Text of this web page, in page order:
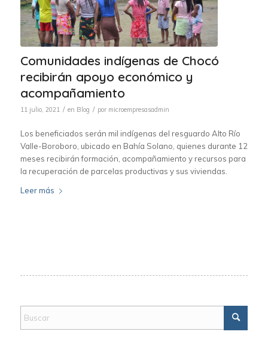
Comunidades indígenas de Chocó
recibirán apoyo económico y
acompañamiento
11 julio, 2021 / en Blog / por microempresasadmin
Los beneficiados serán mil indígenas del resguardo Alto Río
Valle-Boroboro, ubicado en Bahía Solano, quienes durante 12
meses recibirán formación, acompañamiento y recursos para
la recuperación de parcelas productivas y sus viviendas.
Leer más